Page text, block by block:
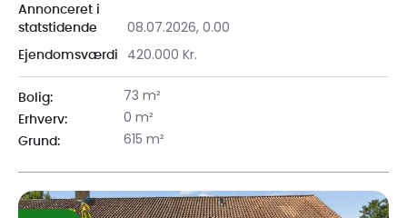
Annonceret i
statstidende
08.07.2026, 0.00
Ejendomsværdi 420.000 Kr.
Bolig: 73 m²
Erhverv: 0 m²
Grund: 615 m²